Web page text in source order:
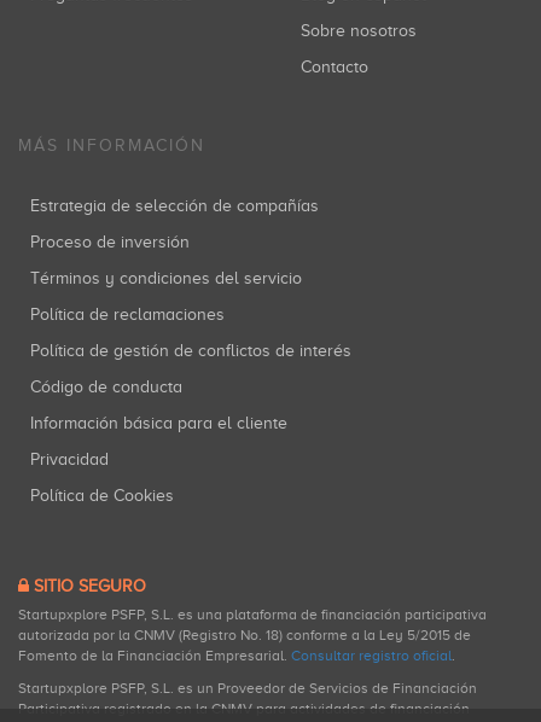
Sobre nosotros
Contacto
MÁS INFORMACIÓN
Estrategia de selección de compañías
Proceso de inversión
Términos y condiciones del servicio
Política de reclamaciones
Política de gestión de conflictos de interés
Código de conducta
Información básica para el cliente
Privacidad
Política de Cookies
SITIO SEGURO
Startupxplore PSFP, S.L. es una plataforma de financiación participativa
autorizada por la CNMV (Registro No. 18) conforme a la Ley 5/2015 de
Fomento de la Financiación Empresarial. Consultar registro oficial.
Startupxplore PSFP, S.L. es un Proveedor de Servicios de Financiación
Participativa registrado en la CNMV para actividades de financiación